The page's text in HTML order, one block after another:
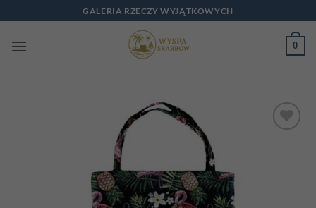
do
zawartości
GALERIA RZECZY WYJĄTKOWYCH
0